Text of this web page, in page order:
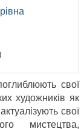
свої
художників як
свої
мистецтва,